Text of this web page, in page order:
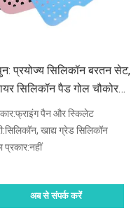
प्रयोज्य सिलिकॉन बरतन सेट,
सिलिकॉन पैड गोल चौकोर
पैन और स्किलेट
खाद्य ग्रेड सिलिकॉन
प्रकार:नहीं
अब से संपर्क करें